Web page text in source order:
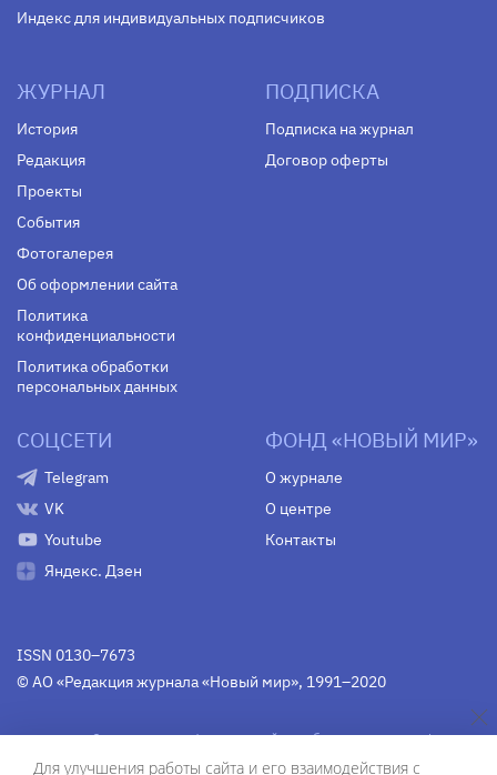
Индекс для индивидуальных подписчиков
ЖУРНАЛ
История
Редакция
Проекты
События
Фотогалерея
Об оформлении сайта
Политика
конфиденциальности
Политика обработки
персональных данных
ПОДПИСКА
Подписка на журнал
Договор оферты
СОЦСЕТИ
Telegram
VK
Youtube
Яндекс. Дзен
ФОНД «НОВЫЙ МИР»
О журнале
О центре
Контакты
ISSN 0130–7673
© АО «Редакция журнала «Новый мир», 1991–2020
Свидетельство Федеральной службы по надзору в сфере
связи, информационных технологий и массовых
Для улучшения работы сайта и его взаимодействия с